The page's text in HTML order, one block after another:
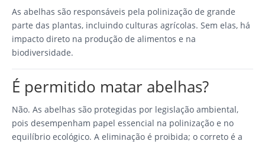
As abelhas são responsáveis pela polinização de grande
parte das plantas, incluindo culturas agrícolas. Sem elas, há
impacto direto na produção de alimentos e na
biodiversidade.
É permitido matar abelhas?
Não. As abelhas são protegidas por legislação ambiental,
pois desempenham papel essencial na polinização e no
equilíbrio ecológico. A eliminação é proibida; o correto é a